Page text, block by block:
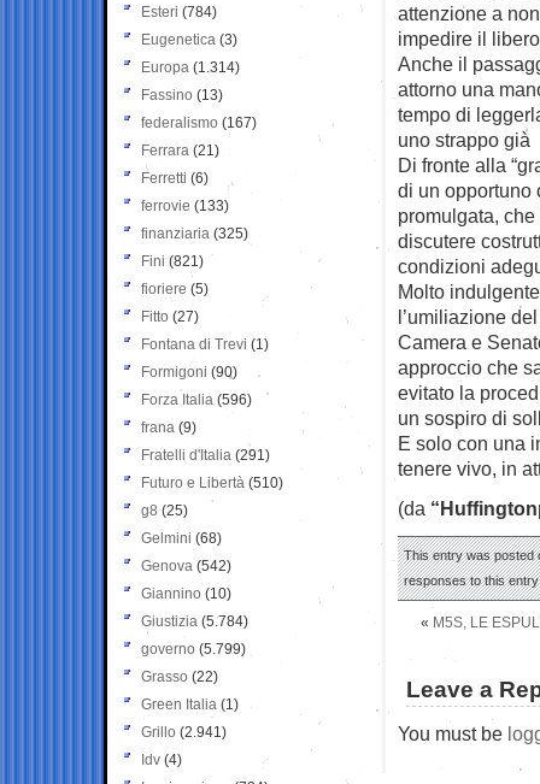
attenzione a
impedire il
Anche il
attorno una
tempo di
uno strappo già
Di fronte alla
di un opportuno
promulgata,
discutere
condizioni
Molto
l’umiliazione
Camera e
approccio che
evitato la
un sospiro di
E solo con una
tenere vivo, in
(da
This entry was posted
responses to this
« M5S, LE
Leave a
You must be
Esteri (784)
Eugenetica (3)
Europa (1.314)
Fassino (13)
federalismo (167)
Ferrara (21)
Ferretti (6)
ferrovie (133)
finanziaria (325)
Fini (821)
fioriere (5)
Fitto (27)
Fontana di Trevi (1)
Formigoni (90)
Forza Italia (596)
frana (9)
Fratelli d'Italia (291)
Futuro e Libertà (510)
g8 (25)
Gelmini (68)
Genova (542)
Giannino (10)
Giustizia (5.784)
governo (5.799)
Grasso (22)
Green Italia (1)
Grillo (2.941)
Idv (4)